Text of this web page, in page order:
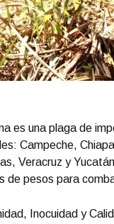
es una plaga de
Campeche,
Veracruz y
de pesos para
Inocuidad y